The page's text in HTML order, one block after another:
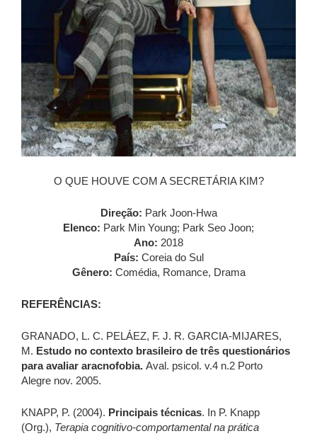
O QUE HOUVE COM A SECRETÁRIA KIM?
Direção: Park Joon-Hwa
Elenco: Park Min Young; Park Seo Joon;
Ano: 2018
País: Coreia do Sul
Gênero: Comédia, Romance, Drama
REFERÊNCIAS:
GRANADO, L. C. PELÁEZ, F. J. R. GARCIA-MIJARES,
M. Estudo no contexto brasileiro de três questionários
para avaliar aracnofobia. Aval. psicol. v.4 n.2 Porto
Alegre nov. 2005.
KNAPP, P. (2004). Principais técnicas. In P. Knapp
(Org.), Terapia cognitivo-comportamental na prática